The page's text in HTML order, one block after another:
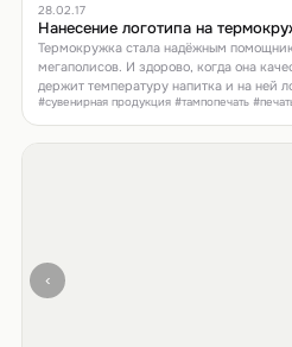
28.02.17
Нанесение логотипа на
Термокружка стала надёжным
мегаполисов. И здорово, когда она
держит температуру напитка и на ней
теперь, когда о тебе так заботятся)
#сувенирная продукция #тампопечать
‹